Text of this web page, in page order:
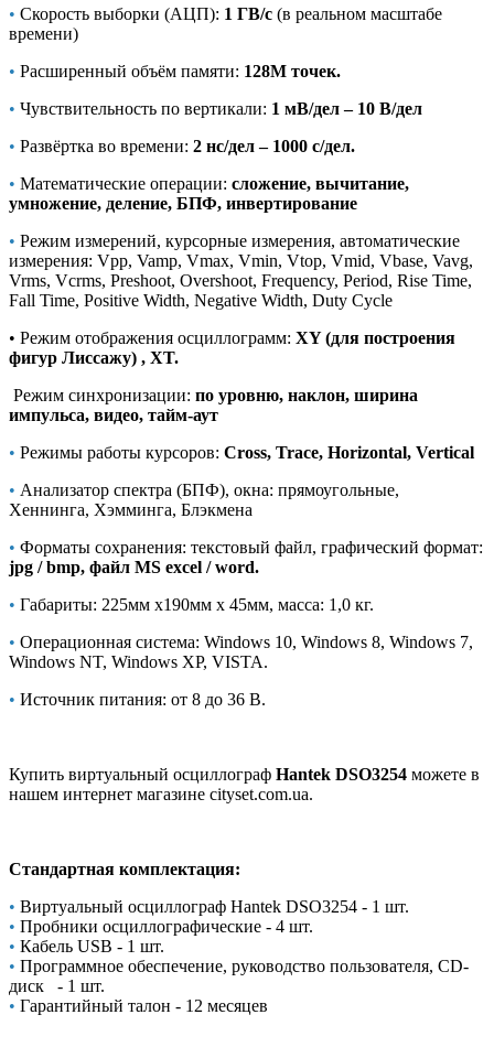
• Скорость выборки (АЦП): 1 ГВ/с (в реальном масштабе
времени)
• Расширенный объём памяти: 128M точек.
• Чувствительность по вертикали: 1 мВ/дел – 10 В/дел
• Развёртка во времени: 2 нс/дел – 1000 с/дел.
• Математические операции: сложение, вычитание,
умножение, деление, БПФ, инвертирование
• Режим измерений, курсорные измерения, автоматические
измерения: Vpp, Vamp, Vmax, Vmin, Vtop, Vmid, Vbase, Vavg,
Vrms, Vcrms, Preshoot, Overshoot, Frequency, Period, Rise Time,
Fall Time, Positive Width, Negative Width, Duty Cycle
• Режим отображения осциллограмм: XY (для построения
фигур Лиссажу) , XT.
Режим синхронизации: по уровню, наклон, ширина
импульса, видео, тайм-аут
• Режимы работы курсоров: Cross, Trace, Horizontal, Vertical
• Анализатор спектра (БПФ), окна: прямоугольные,
Хеннинга, Хэмминга, Блэкмена
• Форматы сохранения: текстовый файл, графический формат:
jpg / bmp, файл MS excel / word.
• Габариты: 225мм x190мм x 45мм, масса: 1,0 кг.
• Операционная система: Windows 10, Windows 8, Windows 7,
Windows NT, Windows XP, VISTA.
• Источник питания: от 8 до 36 В.
Купить виртуальный осциллограф Hantek DSO3254 можете в
нашем интернет магазине cityset.com.ua.
Стандартная комплектация:
• Виртуальный осциллограф Hantek DSO3254 - 1 шт.
• Пробники осциллографические - 4 шт.
• Кабель USB - 1 шт.
• Программное обеспечение, руководство пользователя, CD-
диск - 1 шт.
• Гарантийный талон - 12 месяцев